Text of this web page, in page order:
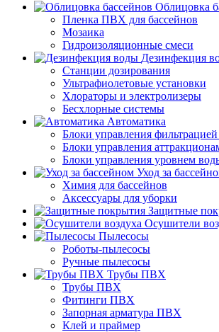
Облицовка
Пленка ПВХ для бассейнов
Мозаика
Гидроизоляционные смеси
Дезинфекция
Станции дозирования
Ультрафиолетовые установки
Хлораторы и электролизеры
Бесхлорные системы
Автоматика
Блоки управления
Блоки управления
Блоки управления уровнем
Уход за
Химия для бассейнов
Аксессуары для уборки
Защитные
Осушители
Пылесосы
Роботы-пылесосы
Ручные пылесосы
Трубы ПВХ
Трубы ПВХ
Фитинги ПВХ
Запорная арматура ПВХ
Клей и праймер